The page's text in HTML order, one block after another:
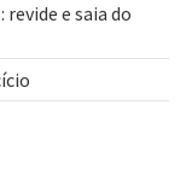
e saia do